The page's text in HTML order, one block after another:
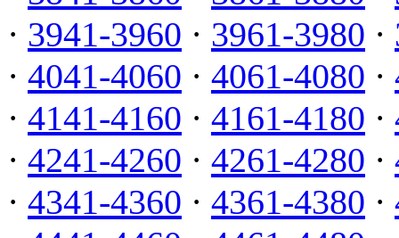
· 3941-3960 · 3961-3980 ·
· 4041-4060 · 4061-4080 ·
· 4141-4160 · 4161-4180 ·
· 4241-4260 · 4261-4280 ·
· 4341-4360 · 4361-4380 ·